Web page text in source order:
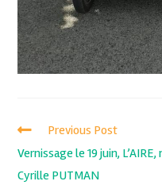
Previous Post
Vernissage le 19 juin,
Cyrille PUTMAN